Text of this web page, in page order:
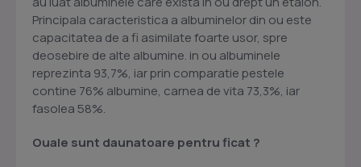
Principala caracteristica a albuminelor din ou este
capacitatea de a fi asimilate foarte usor, spre
deosebire de alte albumine. in ou albuminele
reprezinta 93,7%, iar prin comparatie pestele
contine 76% albumine, carnea de vita 73,3%, iar
fasolea 58%.
Ouale sunt daunatoare pentru ficat ?